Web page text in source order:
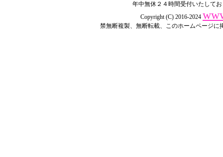
年中無休２４時間受付いたして
Copyright (C) 2016-2024
禁無断複製、無断転載、このホームページ